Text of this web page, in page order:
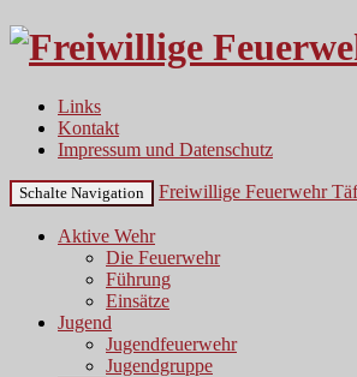
Links
Kontakt
Impressum und Datenschutz
Schalte Navigation Freiwillige Feuerwehr
Aktive Wehr
Die Feuerwehr
Führung
Einsätze
Jugend
Jugendfeuerwehr
Jugendgruppe